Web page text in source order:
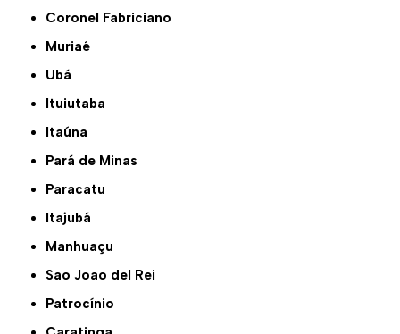
Coronel Fabriciano
Muriaé
Ubá
Ituiutaba
Itaúna
Pará de Minas
Paracatu
Itajubá
Manhuaçu
São João del Rei
Patrocínio